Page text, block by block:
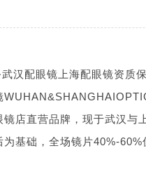
汉配眼镜上海配眼镜资质
店直营品牌，现于武汉与
基础，全场镜片40%-